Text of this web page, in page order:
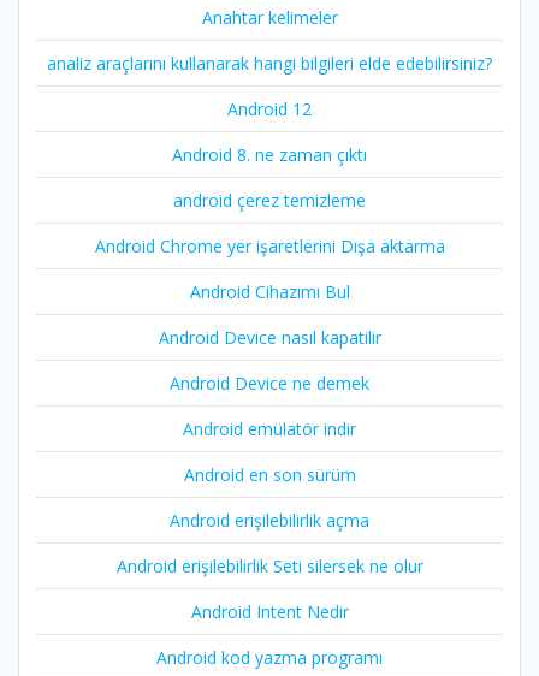
Anahtar kelimeler
analiz araçlarını kullanarak hangi bilgileri elde edebilirsiniz?
Android 12
Android 8. ne zaman çıktı
android çerez temizleme
Android Chrome yer işaretlerini Dışa aktarma
Android Cihazımı Bul
Android Device nasıl kapatilir
Android Device ne demek
Android emülatör indir
Android en son sürüm
Android erişilebilirlik açma
Android erişilebilirlik Seti silersek ne olur
Android Intent Nedir
Android kod yazma programı